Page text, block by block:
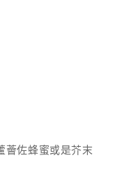
薈佐蜂蜜或是芥末